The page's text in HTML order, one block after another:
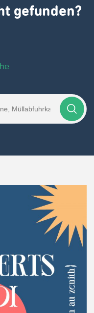
gefunden?